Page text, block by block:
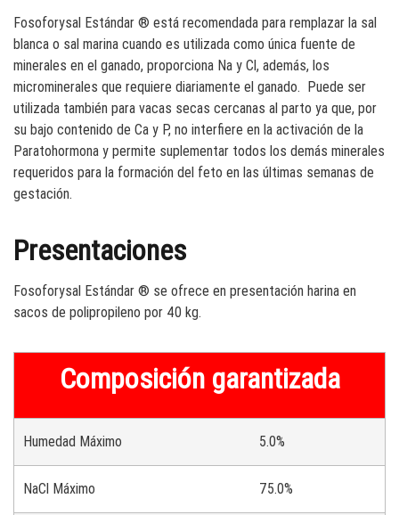
Fosoforysal Estándar ® está recomendada para remplazar la sal
blanca o sal marina cuando es utilizada como única fuente de
minerales en el ganado, proporciona Na y Cl, además, los
microminerales que requiere diariamente el ganado. Puede ser
utilizada también para vacas secas cercanas al parto ya que, por
su bajo contenido de Ca y P, no interfiere en la activación de la
Paratohormona y permite suplementar todos los demás minerales
requeridos para la formación del feto en las últimas semanas de
gestación.
Presentaciones
Fosoforysal Estándar ® se ofrece en presentación harina en
sacos de polipropileno por 40 kg.
Composición garantizada
Humedad Máximo 5.0%
NaCl Máximo 75.0%